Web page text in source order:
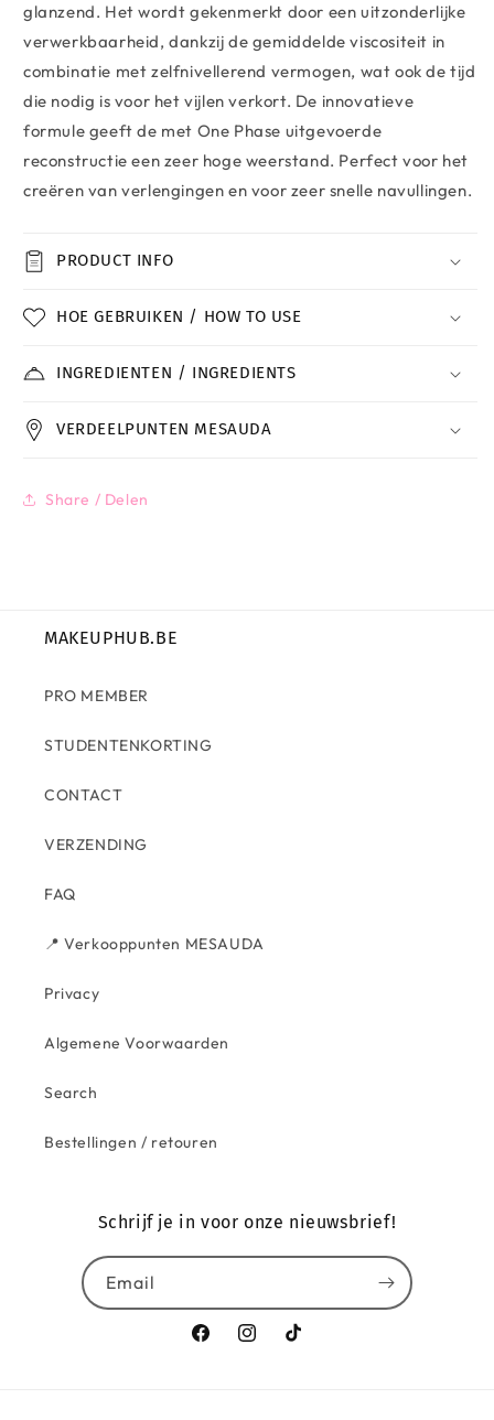
glanzend. Het wordt gekenmerkt door een uitzonderlijke
verwerkbaarheid, dankzij de gemiddelde viscositeit in
combinatie met zelfnivellerend vermogen, wat ook de tijd
die nodig is voor het vijlen verkort. De innovatieve
formule geeft de met One Phase uitgevoerde
reconstructie een zeer hoge weerstand. Perfect voor het
creëren van verlengingen en voor zeer snelle navullingen.
PRODUCT INFO
HOE GEBRUIKEN / HOW TO USE
INGREDIENTEN / INGREDIENTS
VERDEELPUNTEN MESAUDA
Share / Delen
MAKEUPHUB.BE
PRO MEMBER
STUDENTENKORTING
CONTACT
VERZENDING
FAQ
📍 Verkooppunten MESAUDA
Privacy
Algemene Voorwaarden
Search
Bestellingen / retouren
Schrijf je in voor onze nieuwsbrief!
Email
FacebookInstagramTikTok